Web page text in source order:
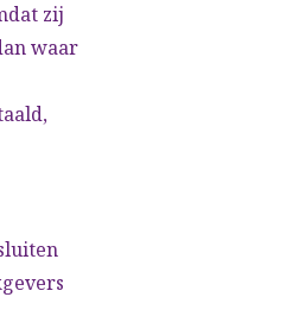
zij
waar